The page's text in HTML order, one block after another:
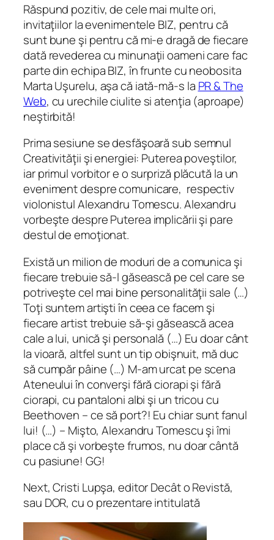
Răspund pozitiv, de cele mai multe ori,
invitaţiilor la evenimentele BIZ, pentru că
sunt bune şi pentru că mi-e dragă de fiecare
dată revederea cu minunaţii oameni care fac
parte din echipa BIZ, în frunte cu neobosita
Marta Uşurelu, aşa că iată-mă-s la PR & The
Web, cu urechile ciulite si atenţia (aproape)
neştirbită!
Prima sesiune se desfăşoară sub semnul
Creativităţii şi energiei: Puterea poveştilor,
iar primul vorbitor e o surpriză plăcută la un
eveniment despre comunicare, respectiv
violonistul Alexandru Tomescu. Alexandru
vorbeşte despre Puterea implicării şi pare
destul de emoţionat.
Există un milion de moduri de a comunica şi
fiecare trebuie să-l găsească pe cel care se
potriveşte cel mai bine personalităţii sale (…)
Toţi suntem artişti în ceea ce facem şi
fiecare artist trebuie să-şi găsească acea
cale a lui, unică şi personală (…) Eu doar cânt
la vioară, altfel sunt un tip obişnuit, mă duc
să cumpăr pâine (…) M-am urcat pe scena
Ateneului în converşi fără ciorapi şi fără
ciorapi, cu pantaloni albi şi un tricou cu
Beethoven – ce să port?! Eu chiar sunt fanul
lui! (…) – Mişto, Alexandru Tomescu şi îmi
place că şi vorbeşte frumos, nu doar cântă
cu pasiune! GG!
Next, Cristi Lupşa, editor Decât o Revistă,
sau DOR, cu o prezentare intitulată